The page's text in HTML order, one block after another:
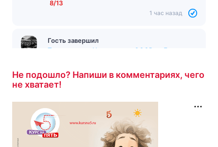
8/13
1 час назад
Гость завершил
Тест на тему «Исключение СССР из Лиги
Не подошло? Напиши в комментариях, чего
не хватает!